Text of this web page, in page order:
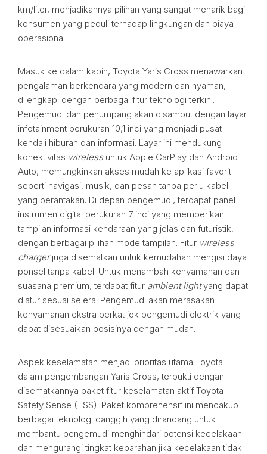
km/liter, menjadikannya pilihan yang sangat menarik bagi
konsumen yang peduli terhadap lingkungan dan biaya
operasional.
Masuk ke dalam kabin, Toyota Yaris Cross menawarkan
pengalaman berkendara yang modern dan nyaman,
dilengkapi dengan berbagai fitur teknologi terkini.
Pengemudi dan penumpang akan disambut dengan layar
infotainment berukuran 10,1 inci yang menjadi pusat
kendali hiburan dan informasi. Layar ini mendukung
konektivitas wirelessuntuk Apple CarPlay dan Android
Auto, memungkinkan akses mudah ke aplikasi favorit
seperti navigasi, musik, dan pesan tanpa perlu kabel
yang berantakan. Di depan pengemudi, terdapat panel
instrumen digital berukuran 7 inci yang memberikan
tampilan informasi kendaraan yang jelas dan futuristik,
dengan berbagai pilihan mode tampilan. Fitur wireless
chargerjuga disematkan untuk kemudahan mengisi daya
ponsel tanpa kabel. Untuk menambah kenyamanan dan
suasana premium, terdapat fitur ambient lightyang dapat
diatur sesuai selera. Pengemudi akan merasakan
kenyamanan ekstra berkat jok pengemudi elektrik yang
dapat disesuaikan posisinya dengan mudah.
Aspek keselamatan menjadi prioritas utama Toyota
dalam pengembangan Yaris Cross, terbukti dengan
disematkannya paket fitur keselamatan aktif Toyota
Safety Sense (TSS). Paket komprehensif ini mencakup
berbagai teknologi canggih yang dirancang untuk
membantu pengemudi menghindari potensi kecelakaan
dan mengurangi tingkat keparahan jika kecelakaan tidak